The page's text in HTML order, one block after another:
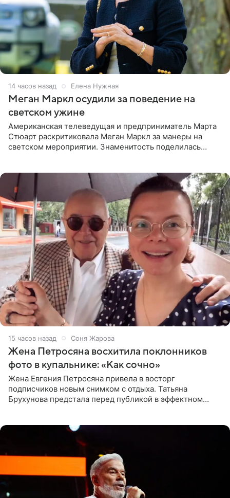
14 часов назад Елена Нужная
Меган Маркл осудили за поведение на
светском ужине
Американская телеведущая и предприниматель Марта
Стюарт раскритиковала Меган Маркл за манеры на
светском мероприятии. Знаменитость поделилась
15 часов назад Соня Жарова
Жена Петросяна восхитила поклонников
фото в купальнике: «Как сочно»
Жена Евгения Петросяна привела в восторг
подписчиков новым снимком с отдыха. Татьяна
Брухунова предстала перед публикой в эффектном